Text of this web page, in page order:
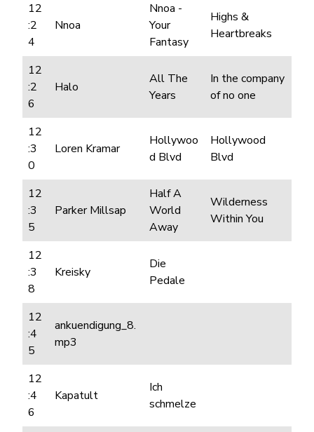
12
:2
4
Nnoa
Nnoa -
Your
Fantasy
Highs &
Heartbreaks
12
:2
6
Halo
All The
Years
In the company
of no one
12
:3
0
Loren Kramar
Hollywoo
d Blvd
Hollywood
Blvd
12
:3
5
Parker Millsap
Half A
World
Away
Wilderness
Within You
12
:3
8
Kreisky
Die
Pedale
12
:4
5
ankuendigung_8.
mp3
12
:4
6
Kapatult
Ich
schmelze